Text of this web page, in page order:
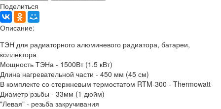
Поделиться
Описание:
ТЭН для радиаторного алюминевого радиатора, батареи,
коллектора
Мощность ТЭНа - 1500Вт (1.5 кВт)
Длина нагревательной части - 450 мм (45 см)
В комплекте со стержневым термостатом RTM-300 - Thermowatt
Диаметр рзьбы - 33мм (1 дюйм)
"Левая" - резьба закручивания